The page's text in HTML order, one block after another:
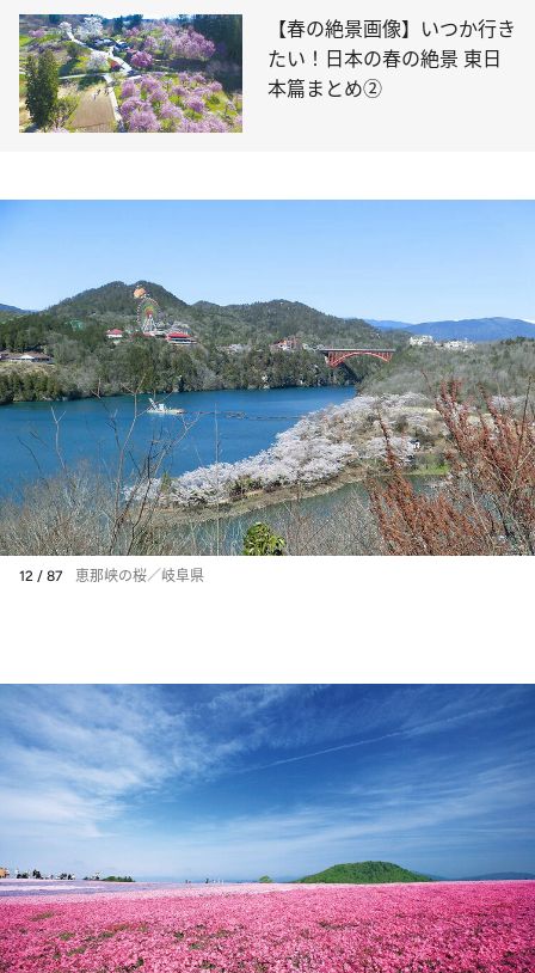
【春の絶景画像】いつか行き
たい！日本の春の絶景 東日
本篇まとめ②
12 / 87 恵那峡の桜／岐阜県